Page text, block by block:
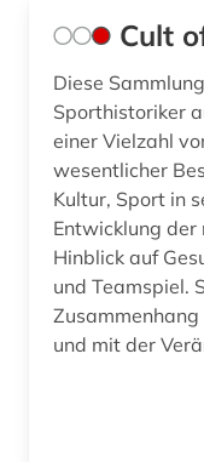
zeitschrift (2)
zeitung (13)
zeitzeuge (1)
ökologie (1)
Cult
Diese
Sporthistoriker
einer Vielzahl
wesentlicher
Kultur, Sport in
Entwicklung der
Hinblick auf
und Teamspiel.
und mit der